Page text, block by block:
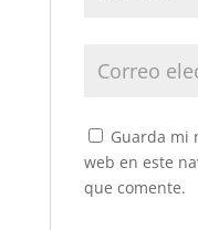
Guarda mi
web en este
que comente.